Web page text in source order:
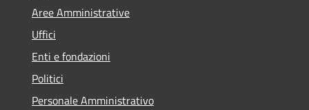
Aree Amministrative
Uffici
Enti e fondazioni
Politici
Personale Amministrativo